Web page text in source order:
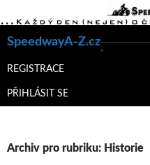
SpeedwayA-Z.cz
K
WEBU
REGISTRACE
PŘIHLÁSIT SE
Archiv pro rubriku: Historie